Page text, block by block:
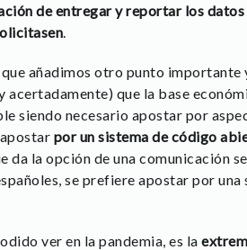
de entregar y reportar los datos
.
añadimos otro punto importante
acertadamente) que la base
siendo necesario apostar por
por un sistema de código
da la opción de una comunicación
se prefiere apostar por
ver en la pandemia, es la